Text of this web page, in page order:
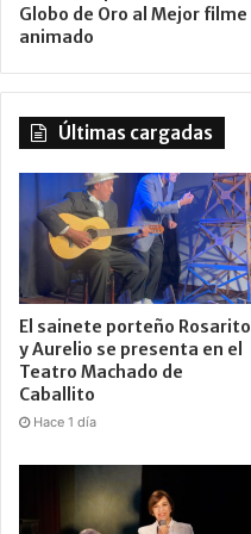
Globo de Oro al Mejor filme
animado
Últimas cargadas
El sainete porteño Rosarito
y Aurelio se presenta en el
Teatro Machado de
Caballito
Hace 1 día